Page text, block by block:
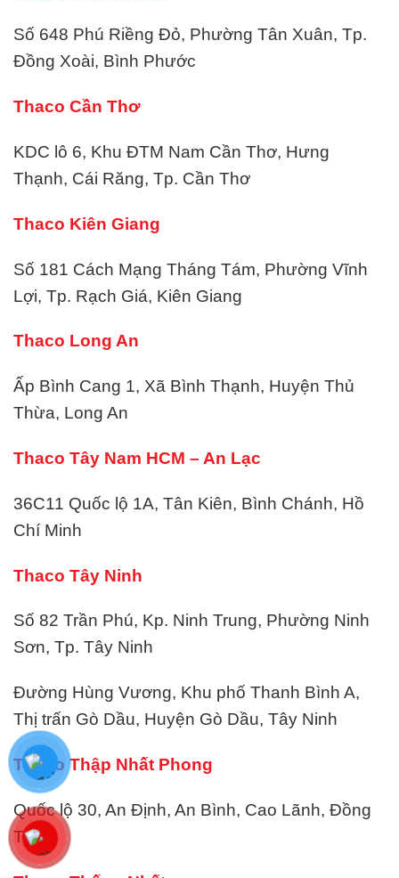
Số 648 Phú Riềng Đỏ, Phường Tân Xuân, Tp.
Đồng Xoài, Bình Phước
Thaco Cần Thơ
KDC lô 6, Khu ĐTM Nam Cần Thơ, Hưng
Thạnh, Cái Răng, Tp. Cần Thơ
Thaco Kiên Giang
Số 181 Cách Mạng Tháng Tám, Phường Vĩnh
Lợi, Tp. Rạch Giá, Kiên Giang
Thaco Long An
Ấp Bình Cang 1, Xã Bình Thạnh, Huyện Thủ
Thừa, Long An
Thaco Tây Nam HCM – An Lạc
36C11 Quốc lộ 1A, Tân Kiên, Bình Chánh, Hồ
Chí Minh
Thaco Tây Ninh
Số 82 Trần Phú, Kp. Ninh Trung, Phường Ninh
Sơn, Tp. Tây Ninh
Đường Hùng Vương, Khu phố Thanh Bình A,
Thị trấn Gò Dầu, Huyện Gò Dầu, Tây Ninh
Thaco Thập Nhất Phong
Quốc lộ 30, An Định, An Bình, Cao Lãnh, Đồng
Tháp